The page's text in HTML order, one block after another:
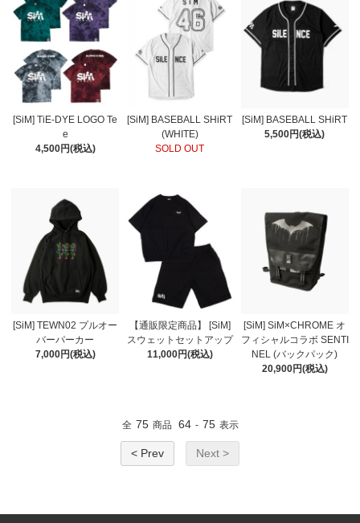
[SiM] TiE-DYE LOGO Te
e
4,500円(税込)
[SiM] BASEBALL SHiRT
(WHITE)
SOLD OUT
[SiM] BASEBALL SHiRT
5,500円(税込)
[SiM] TEWN02 プルオー
バーパーカー
7,000円(税込)
【通販限定商品】 [SiM]
スウェットセットアップ
11,000円(税込)
[SiM] SiM×CHROME オ
フィシャルコラボ SENTI
NEL (バックパック)
20,900円(税込)
全 75 商品 64 - 75 表示
< Prev Next >